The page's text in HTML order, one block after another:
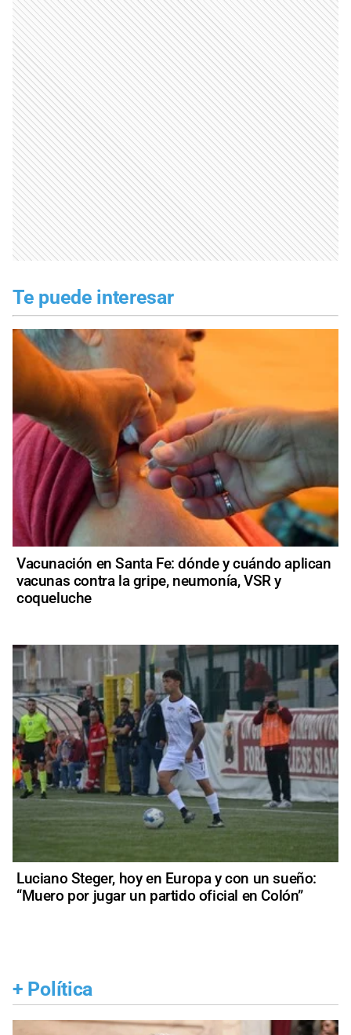
Te puede interesar
Vacunación en Santa Fe: dónde y cuándo aplican
vacunas contra la gripe, neumonía, VSR y
coqueluche
Luciano Steger, hoy en Europa y con un sueño:
“Muero por jugar un partido oficial en Colón”
+ Política